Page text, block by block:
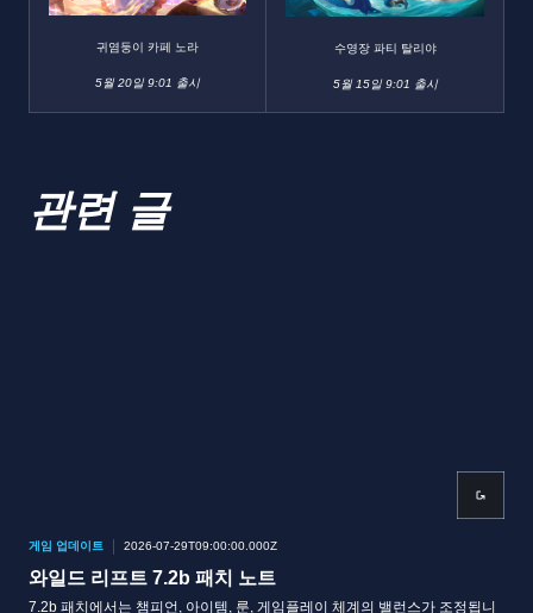
귀염둥이 카페 노라
5월 20일 9:01 출시
수영장 파티 탈리야
5월 15일 9:01 출시
관련 글
게임 업데이트 2026-07-29T09:00:00.000Z
와일드 리프트 7.2b 패치 노트
7.2b 패치에서는 챔피언, 아이템, 룬, 게임플레이 체계의 밸런스가 조정됩니